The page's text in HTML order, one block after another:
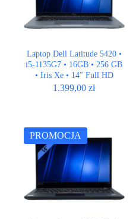
Laptop Dell Latitude 5420 •
i5-1135G7 • 16GB • 256 GB
• Iris Xe • 14″ Full HD
1.399,00zł
PROMOCJA